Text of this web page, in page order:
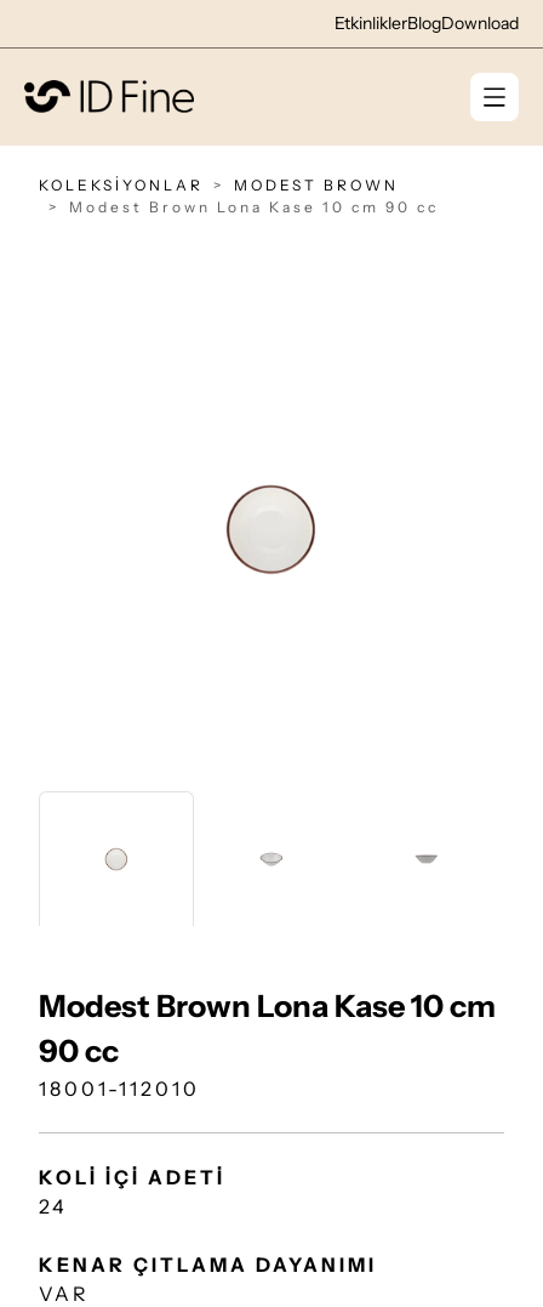
EtkinliklerBlogDownload
KOLEKSİYONLAR
MODEST BROWN
Modest Brown Lona Kase 10 cm 90 cc
Modest Brown Lona Kase 10 cm
90 cc
18001-112010
KOLİ İÇİ ADETİ
24
KENAR ÇITLAMA DAYANIMI
VAR